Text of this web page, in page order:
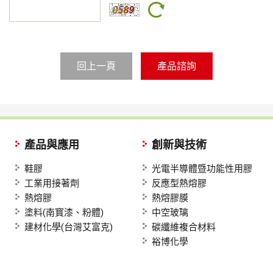
回上一頁
產品與應用
鞋膠
工業用接著劑
熱熔膠
塗料(南寳漆、粉體)
建材化學(台灣艾富克)
創新與技術
光電半導體暨功能性用膠
反應型熱熔膠
熱熔膠膜
中空玻璃
碳纖維複合材料
裕博化學